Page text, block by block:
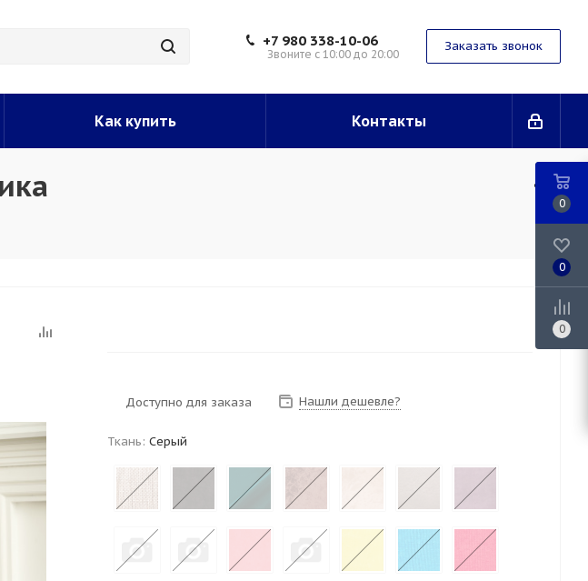
+7 980 338-10-06
Звоните с 10:00 до 20:00
Заказать звонок
Как купить Контакты
Доступно для заказа Нашли дешевле?
Ткань: Серый
0
0
0